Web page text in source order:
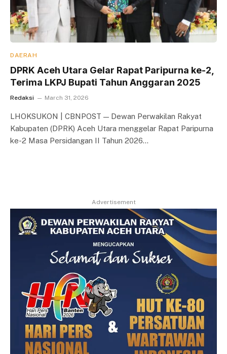
DAERAH
DPRK Aceh Utara Gelar Rapat Paripurna ke-2,
Terima LKPJ Bupati Tahun Anggaran 2025
Redaksi March 31, 2026
LHOKSUKON | CBNPOST — Dewan Perwakilan Rakyat
Kabupaten (DPRK) Aceh Utara menggelar Rapat Paripurna
ke-2 Masa Persidangan II Tahun 2026…
Advertisement